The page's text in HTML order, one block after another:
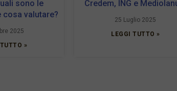
sono le
valutare?
2025
»
Credem, ING e
25 Luglio 2025
LEGGI TUTTO »